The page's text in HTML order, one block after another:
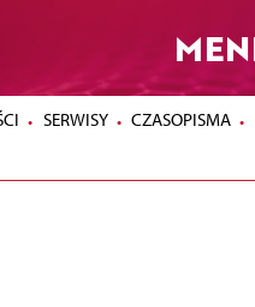
SERWISY CZASOPISMA